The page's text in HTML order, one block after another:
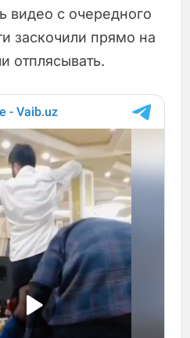
видео с очередного
заскочили прямо на
отплясывать.